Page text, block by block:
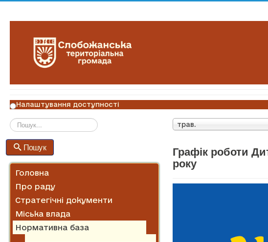
Налаштування доступності
Пошук
Головна
Про раду
Стратегічні документи
Міська влада
Нормативна база
трав.
Графік роботи
року